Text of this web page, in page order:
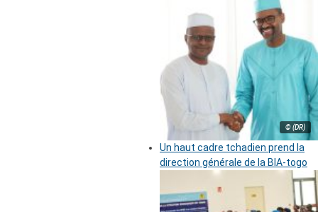
© (DR)
Un haut cadre tchadien prend la
direction générale de la BIA-togo